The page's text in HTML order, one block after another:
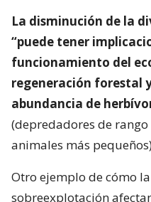
La disminución de la
“puede tener
funcionamiento del
regeneración forestal
abundancia de
(depredadores de
animales más
Otro ejemplo de cómo
sobreexplotación